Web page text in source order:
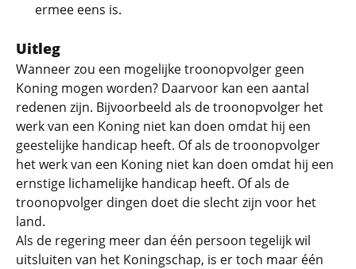
ermee eens is.
Uitleg
Wanneer zou een mogelijke troonopvolger geen
Koning mogen worden? Daarvoor kan een aantal
redenen zijn. Bijvoorbeeld als de troonopvolger het
werk van een Koning niet kan doen omdat hij een
geestelijke handicap heeft. Of als de troonopvolger
het werk van een Koning niet kan doen omdat hij een
ernstige lichamelijke handicap heeft. Of als de
troonopvolger dingen doet die slecht zijn voor het
land.
Als de regering meer dan één persoon tegelijk wil
uitsluiten van het Koningschap, is er toch maar één